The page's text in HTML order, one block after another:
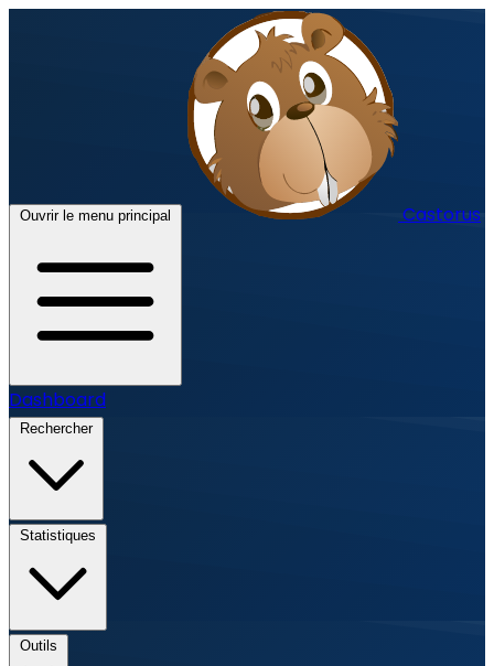
Ouvrir le menu principal Castorus
Dashboard
Rechercher
Statistiques
Outils